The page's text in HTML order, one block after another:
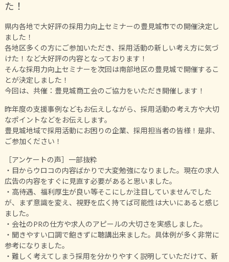
た！
県内各地で大好評の採用力向上セミナーの豊見城市での開催決定し
ました！
各地区多くの方にご参加いただき、採用活動の新しい考え方に気づ
けた！など大好評の内容となっております！
そんな採用力向上セミナーを次回は南部地区の豊見城で開催するこ
とが決定しました！
今回は、共催：豊見城商工会のご協力をいただき開催します！
昨年度の支援事例などもお伝えしながら、採用活動の考え方や大切
なポイントなどをお伝えします。
豊見城地域で採用活動にお困りの企業、採用担当者の皆様！是非、
ご参加ください！
［アンケートの声］一部抜粋
・目からウロコの内容ばかりで大変勉強になりました。現在の求人
広告の内容をすぐに見直す必要があると思いました。
・高待遇、福利厚生が良い等そこにしか注目していませんでした
が、まず意識を変え、視野を広く持てば可能性は大いにあると感じ
ました。
・会社のPRの仕方や求人のアピールの大切さを実感しました。
・聞きやすい口調で飽きずに聴講出来ました。具体例が多く非常に
参考になりました。
・難しく考えてしまう採用を分かりやすく説明していただけて、新